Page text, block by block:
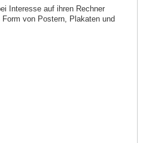
Interesse auf ihren Rechner
von Postern, Plakaten und